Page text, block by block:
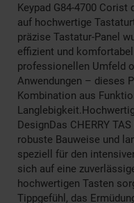
Keypad G84-4700
auf hochwertige
präzise Tastatur-Panel
effizient und
professionellen Umfeld
Anwendungen – dieses
Kombination aus
DesignDas CHERRY
robuste Bauweise und
speziell für den
sich auf eine
hochwertigen Tasten
Tippgefühl, das